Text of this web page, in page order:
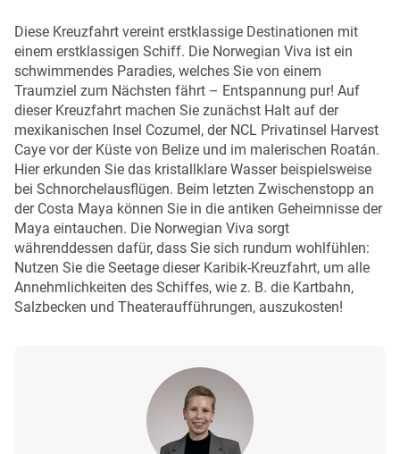
Diese Kreuzfahrt vereint erstklassige Destinationen mit
einem erstklassigen Schiff. Die Norwegian Viva ist ein
schwimmendes Paradies, welches Sie von einem
Traumziel zum Nächsten fährt – Entspannung pur! Auf
dieser Kreuzfahrt machen Sie zunächst Halt auf der
mexikanischen Insel Cozumel, der NCL Privatinsel Harvest
Caye vor der Küste von Belize und im malerischen Roatán.
Hier erkunden Sie das kristallklare Wasser beispielsweise
bei Schnorchelausflügen. Beim letzten Zwischenstopp an
der Costa Maya können Sie in die antiken Geheimnisse der
Maya eintauchen. Die Norwegian Viva sorgt
währenddessen dafür, dass Sie sich rundum wohlfühlen:
Nutzen Sie die Seetage dieser Karibik-Kreuzfahrt, um alle
Annehmlichkeiten des Schiffes, wie z. B. die Kartbahn,
Salzbecken und Theateraufführungen, auszukosten!